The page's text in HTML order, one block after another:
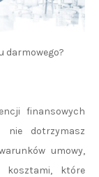
darmowego?
finansowych
nie dotrzymasz
umowy,
kosztami, które